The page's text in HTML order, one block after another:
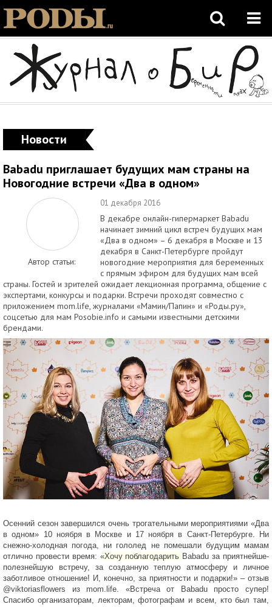
Новости
Babadu приглашает будущих мам страны на
Новогодние встречи «Два в одном»
Автор статьи:
01 декабря 2016
В декабре онлайн-гипермаркет Babadu
начинает зимний цикл встреч будущих мам
«Два в одном» – 6 декабря в Москве и 13
декабря в Санкт-Петербурге пройдут
новогодние мероприятия для беременных
с прямым эфиром для будущих мам всей
страны. Гостей и зрителей ожидает лекционная программа, общение с
экспертами, конкурсы и подарки. Встречи проходят совместно с
приложением mom.life, журналами «Мамин/Папин» и «Роды.ру»,
соцсетью для мам Posobie.info и самыми известными детскими
брендами.
Осенний сезон завершился очень трогательными мероприятиями «Два
в одном» 10 ноября в Москве и 17 ноября в Санкт-Петербурге. Ни
снежно-холодная погода, ни гололед не помешали будущим мамам
отлично провести время: «Хочу поблагодарить Babadu за приятнейше-
полезнейшую встречу, за созданную теплую атмосферу и личное
заботливое отношение! И, конечно, за приятности и подарки!» – отзыв
@viktoriasflowers из mom.life. «Встреча от
Babaduпросто супер!
Спасибо организаторам, лекторам, фотографам и всем, кто был там,